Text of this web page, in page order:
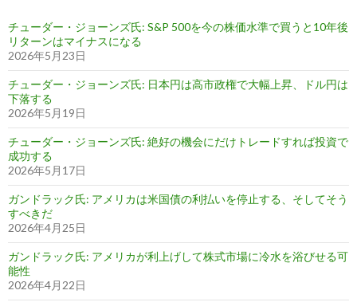
チューダー・ジョーンズ氏: S&P 500を今の株価水準で買うと10年後
リターンはマイナスになる
2026年5月23日
チューダー・ジョーンズ氏: 日本円は高市政権で大幅上昇、ドル円は
下落する
2026年5月19日
チューダー・ジョーンズ氏: 絶好の機会にだけトレードすれば投資で
成功する
2026年5月17日
ガンドラック氏: アメリカは米国債の利払いを停止する、そしてそう
すべきだ
2026年4月25日
ガンドラック氏: アメリカが利上げして株式市場に冷水を浴びせる可
能性
2026年4月22日